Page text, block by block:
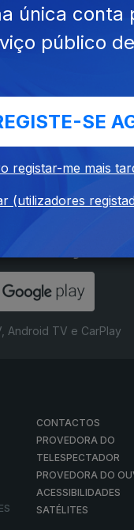
2024 |
Android TV e CarPlay
CONTACTOS
PROVEDORA DO
TELESPECTADOR
PROVEDORA DO
ACESSIBILIDADES
SATÉLITES
única conta
público
SE
registar-me mais
(utilizadores